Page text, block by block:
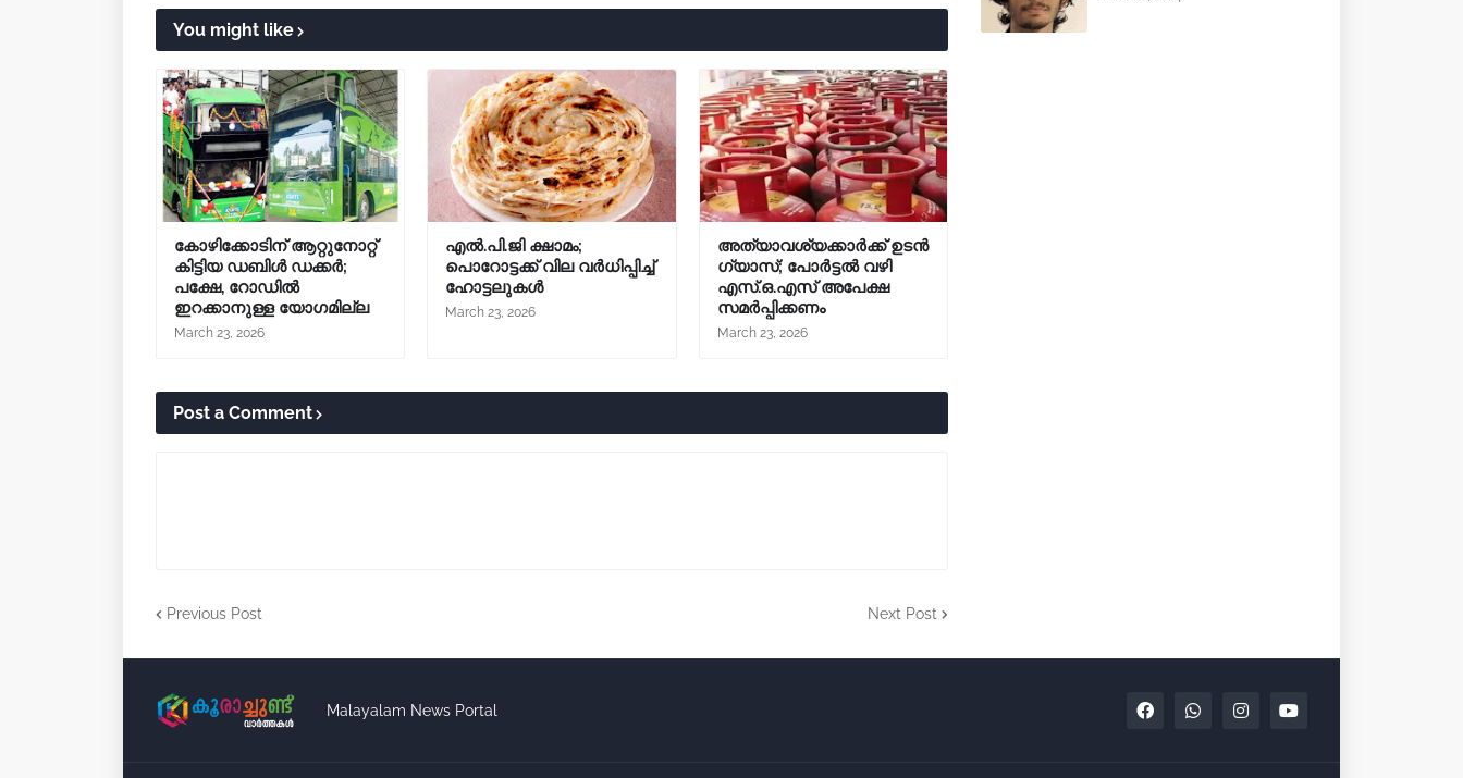
You might like
കോഴിക്കോടിന് ആറ്റുനോറ്റ്
കിട്ടിയ ഡബിൾ ഡക്കർ;
പക്ഷേ, റോഡിൽ
ഇറക്കാനുള്ള യോഗമില്ല
March 23, 2026
എൽ.പി.ജി ക്ഷാമം;
പൊറോട്ടക്ക് വില വർധിപ്പിച്ച്
ഹോട്ടലുകൾ
March 23, 2026
അത്യാവശ്യക്കാർക്ക് ഉടൻ
ഗ്യാസ്; പോർട്ടൽ വഴി
എസ്.ഒ.എസ് അപേക്ഷ
സമർപ്പിക്കണം
March 23, 2026
Post a Comment
Previous Post Next Post
Malayalam News Portal